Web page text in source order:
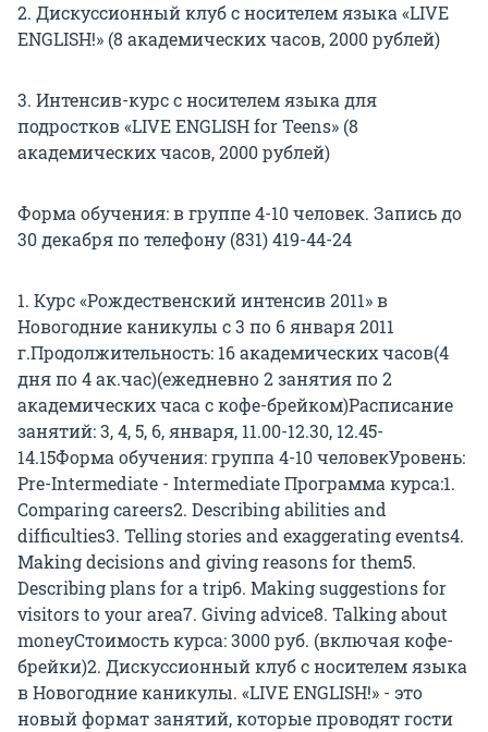
2. Дискуссионный клуб с носителем языка «LIVE
ENGLISH!» (8 академических часов, 2000 рублей)
3. Интенсив-курс с носителем языка для
подростков «LIVE ENGLISH for Teens» (8
академических часов, 2000 рублей)
Форма обучения: в группе 4-10 человек. Запись до
30 декабря по телефону (831) 419-44-24
1. Курс «Рождественский интенсив 2011» в
Новогодние каникулы с 3 по 6 января 2011
г.Продолжительность: 16 академических часов(4
дня по 4 ак.час)(ежедневно 2 занятия по 2
академических часа с кофе-брейком)Расписание
занятий: 3, 4, 5, 6, января, 11.00-12.30, 12.45-
14.15Форма обучения: группа 4-10 человекУровень:
Pre-Intermediate - Intermediate Программа курса:1.
Comparing careers2. Describing abilities and
difficulties3. Telling stories and exaggerating events4.
Making decisions and giving reasons for them5.
Describing plans for a trip6. Making suggestions for
visitors to your area7. Giving advice8. Talking about
moneyСтоимость курса: 3000 руб. (включая кофе-
брейки)2. Дискуссионный клуб с носителем языка
в Новогодние каникулы. «LIVE ENGLISH!» - это
новый формат занятий, которые проводят гости